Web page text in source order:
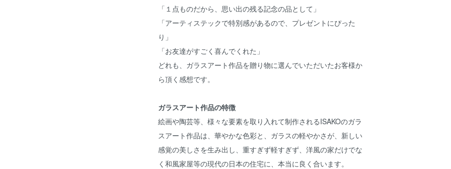
「１点ものだから、思い出の残る記念の品として」
「アーティステックで特別感があるので、プレゼントにぴった
り」
「お友達がすごく喜んでくれた」
どれも、ガラスアート作品を贈り物に選んでいただいたお客様か
ら頂く感想です。
ガラスアート作品の特徴
絵画や陶芸等、様々な要素を取り入れて制作されるISAKOのガラ
スアート作品は、華やかな色彩と、ガラスの軽やかさが、新しい
感覚の美しさを生み出し、重すぎず軽すぎず、洋風の家だけでな
く和風家屋等の現代の日本の住宅に、本当に良く合います。